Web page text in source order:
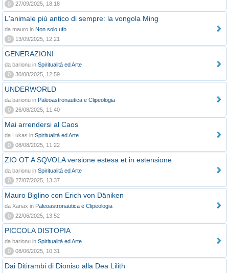
0
27/09/2025, 18:18
L'animale più antico di sempre: la vongola Ming
da mauro in Non solo ufo
0
13/09/2025, 12:21
GENERAZIONI
da barionu in Spiritualità ed Arte
0
30/08/2025, 12:59
UNDERWORLD
da barionu in Paleoastronautica e Clipeologia
0
26/08/2025, 11:40
Mai arrendersi al Caos
da Lukas in Spiritualità ed Arte
0
08/08/2025, 11:22
ZIO OT A SQVOLA versione estesa et in estensione
da barionu in Spiritualità ed Arte
0
27/07/2025, 13:37
Mauro Biglino con Erich von Däniken
da Xanax in Paleoastronautica e Clipeologia
0
22/06/2025, 13:52
PICCOLA DISTOPIA
da barionu in Spiritualità ed Arte
0
08/06/2025, 10:31
Dai Ditirambi di Dioniso alla Dea Lilith